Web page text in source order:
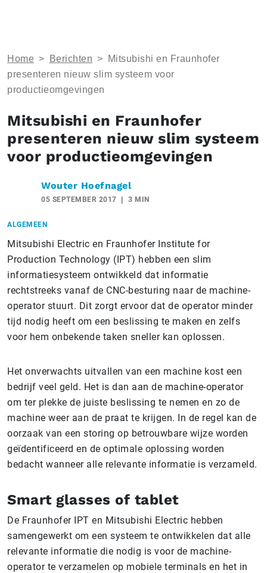
Home > Berichten >
Mitsubishi en Fraunhofer
presenteren nieuw slim systeem voor
productieomgevingen
Mitsubishi en Fraunhofer
presenteren nieuw slim systeem
voor productieomgevingen
Wouter Hoefnagel
05 SEPTEMBER 2017 3 MIN
ALGEMEEN
Mitsubishi Electric en Fraunhofer Institute for
Production Technology (IPT) hebben een slim
informatiesysteem ontwikkeld dat informatie
rechtstreeks vanaf de CNC-besturing naar de machine-
operator stuurt. Dit zorgt ervoor dat de operator minder
tijd nodig heeft om een beslissing te maken en zelfs
voor hem onbekende taken sneller kan oplossen.
Het onverwachts uitvallen van een machine kost een
bedrijf veel geld. Het is dan aan de machine-operator
om ter plekke de juiste beslissing te nemen en zo de
machine weer aan de praat te krijgen. In de regel kan de
oorzaak van een storing op betrouwbare wijze worden
geïdentificeerd en de optimale oplossing worden
bedacht wanneer alle relevante informatie is verzameld.
Smart glasses of tablet
De Fraunhofer IPT en Mitsubishi Electric hebben
samengewerkt om een systeem te ontwikkelen dat alle
relevante informatie die nodig is voor de machine-
operator te verzamelen op mobiele terminals en het in